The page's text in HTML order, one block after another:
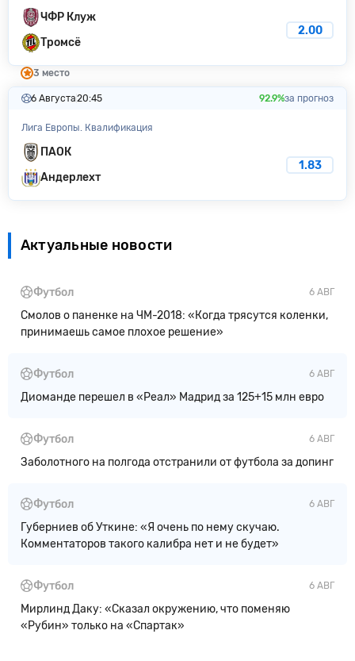
ЧФР Клуж
Тромсё
2.00
3 место
6 Августа20:45 92.9%за прогноз
Лига Европы. Квалификация
ПАОК
Андерлехт
1.83
Актуальные новости
6 АВГ
Футбол
Смолов о паненке на ЧМ-2018: «Когда трясутся коленки,
принимаешь самое плохое решение»
6 АВГ
Футбол
Диоманде перешел в «Реал» Мадрид за 125+15 млн евро
6 АВГ
Футбол
Заболотного на полгода отстранили от футбола за допинг
6 АВГ
Футбол
Губерниев об Уткине: «Я очень по нему скучаю.
Комментаторов такого калибра нет и не будет»
6 АВГ
Футбол
Мирлинд Даку: «Сказал окружению, что поменяю
«Рубин» только на «Спартак»